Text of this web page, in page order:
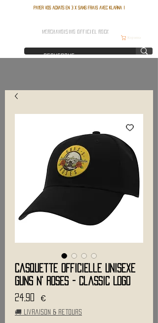
Payer vos achats en 3 x sans frais avec Klarna !
Корзина
MERCHANDISING OFFICIEL ROCK
Casquette Officielle Unisexe
GUNS N' ROSES - Classic Logo
24,90 €
🚚 Livraison & retours